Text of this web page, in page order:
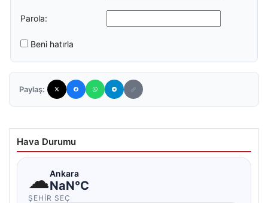
Parola:
Beni hatırla
Paylaş:
Hava Durumu
☁Ankara
NaN°C
ŞEHIR SEÇ